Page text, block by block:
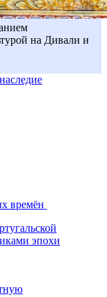
на Дивали и
времён
эпохи